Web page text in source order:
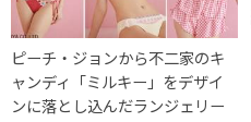
ピーチ・ジョンから不二家のキ
ャンディ「ミルキー」をデザイ
ンに落とし込んだランジェリー